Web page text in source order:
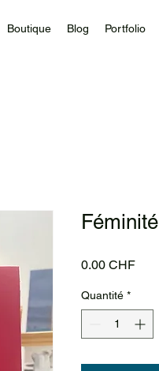
Boutique Blog Portfolio
Féminité
0.00 CHFPrix
Quantité *